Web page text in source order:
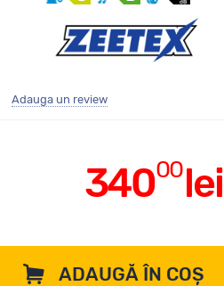
Adauga un review
34000lei
ADAUGĂ ÎN COȘ